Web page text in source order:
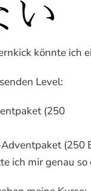
könnte ich
Level:
(250
(250
ich mir genau